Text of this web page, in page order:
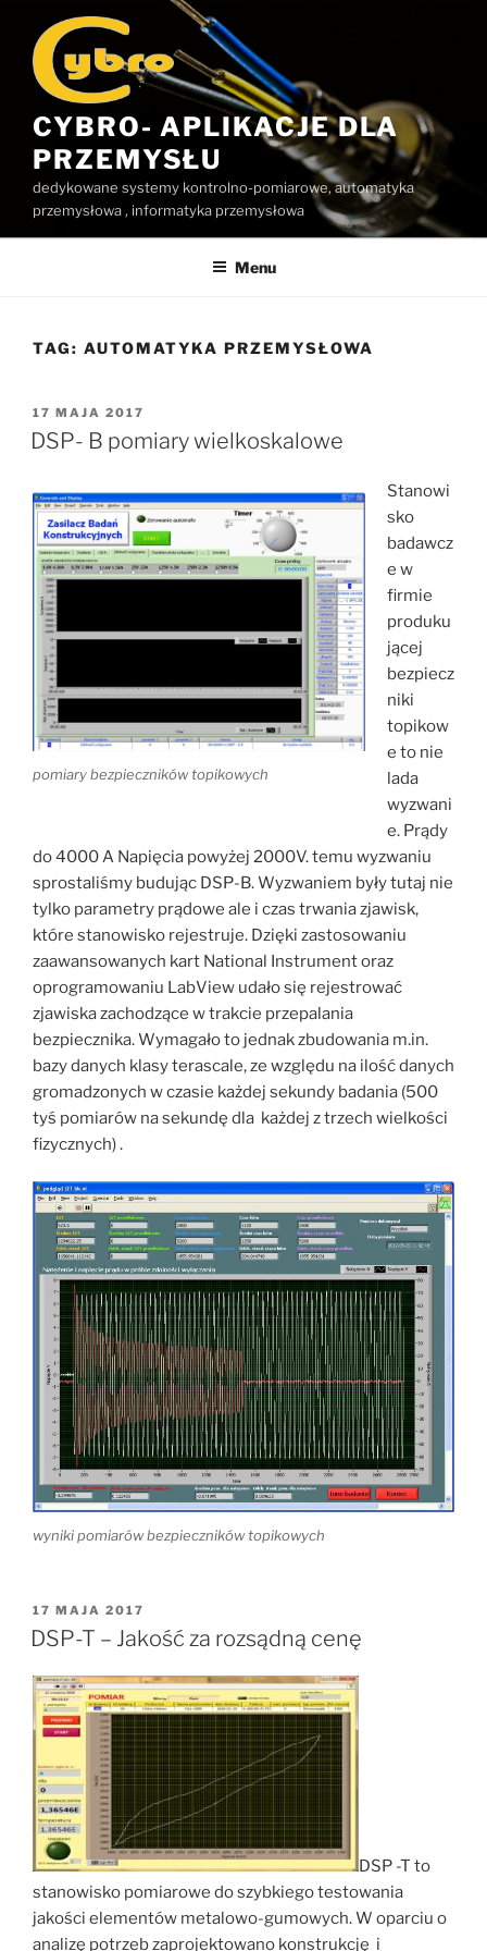
treści
CYBRO- APLIKACJE DLA
PRZEMYSŁU
dedykowane systemy kontrolno-pomiarowe, automatyka
przemysłowa , informatyka przemysłowa
Menu
TAG: AUTOMATYKA PRZEMYSŁOWA
OPUBLIKOWANE
W
17 MAJA 2017
DSP- B pomiary wielkoskalowe
pomiary bezpieczników topikowych
Stanowi
sko
badawcz
e w
firmie
produku
jącej
bezpiecz
niki
topikow
e to nie
lada
wyzwani
e. Prądy
do 4000 A Napięcia powyżej 2000V. temu wyzwaniu
sprostaliśmy budując DSP-B. Wyzwaniem były tutaj nie
tylko parametry prądowe ale i czas trwania zjawisk,
które stanowisko rejestruje. Dzięki zastosowaniu
zaawansowanych kart National Instrument oraz
oprogramowaniu LabView udało się rejestrować
zjawiska zachodzące w trakcie przepalania
bezpiecznika. Wymagało to jednak zbudowania m.in.
bazy danych klasy terascale, ze względu na ilość danych
gromadzonych w czasie każdej sekundy badania (500
tyś pomiarów na sekundę dla każdej z trzech wielkości
fizycznych) .
wyniki pomiarów bezpieczników topikowych
OPUBLIKOWANE
W
17 MAJA 2017
DSP-T – Jakość za rozsądną cenę
DSP -T to
stanowisko pomiarowe do szybkiego testowania
jakości elementów metalowo-gumowych. W oparciu o
analizę potrzeb zaprojektowano konstrukcję i